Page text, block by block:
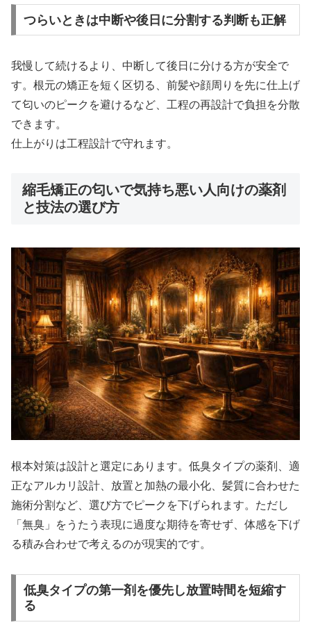
つらいときは中断や後日に分割する判断も正解
我慢して続けるより、中断して後日に分ける方が安全で
す。根元の矯正を短く区切る、前髪や顔周りを先に仕上げ
て匂いのピークを避けるなど、工程の再設計で負担を分散
できます。
仕上がりは工程設計で守れます。
縮毛矯正の匂いで気持ち悪い人向けの薬剤
と技法の選び方
根本対策は設計と選定にあります。低臭タイプの薬剤、適
正なアルカリ設計、放置と加熱の最小化、髪質に合わせた
施術分割など、選び方でピークを下げられます。ただし
「無臭」をうたう表現に過度な期待を寄せず、体感を下げ
る積み合わせで考えるのが現実的です。
低臭タイプの第一剤を優先し放置時間を短縮す
る